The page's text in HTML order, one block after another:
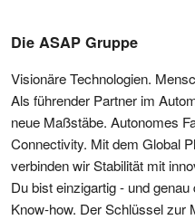
Die ASAP Gruppe
Visionäre Technologien.
Als führender Partner im
neue Maßstäbe. Autonomes
Connectivity. Mit dem Global
verbinden wir Stabilität mit
Du bist einzigartig - und
Know-how. Der Schlüssel zur